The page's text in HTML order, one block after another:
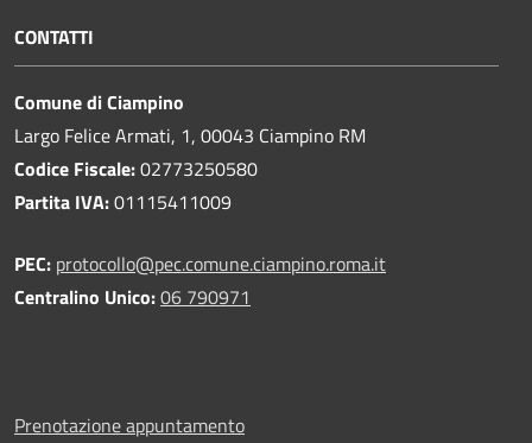
CONTATTI
Comune di Ciampino
Largo Felice Armati, 1, 00043 Ciampino RM
Codice Fiscale:02773250580
Partita IVA:01115411009
PEC: protocollo@pec.comune.ciampino.roma.it
Centralino Unico:06 790971
Prenotazione appuntamento